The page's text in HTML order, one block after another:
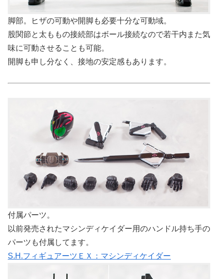
脚部。ヒザの可動や開脚も必要十分な可動域。
股関節と太ももの接続部はボール接続なので若干内また気
味に可動させることも可能。
開脚も申し分なく、接地の安定感もあります。
付属パーツ。
以前発売されたマシンディケイダー用のハンドル持ち手の
パーツも付属してます。
S.H.フィギュアーツＥＸ：マシンディケイダー